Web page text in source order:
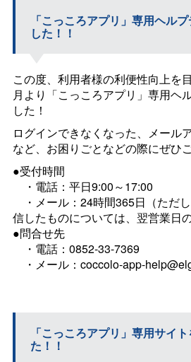
「こっころアプリ」専用ヘル
した！！
この度、利用者様の利便性向上を
月より「こっころアプリ」専用ヘ
した！
ログインできなくなった、メール
など、お困りごとなどの際にぜひ
●受付時間
・電話：平日9:00～17:00
・メール：24時間365日（ただ
信したものについては、翌営業日
●問合せ先
・電話：0852-33-7369
・メール：coccolo-app-
「こっころアプリ」専用サイ
た！！